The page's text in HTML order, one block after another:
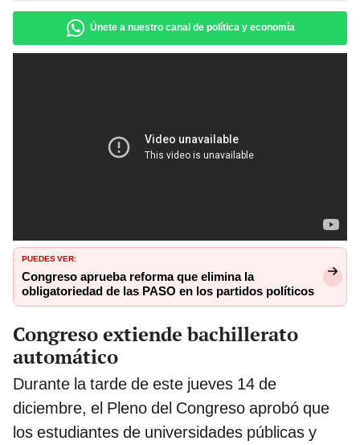
Únete a nuestro canal de política y economía
PUEDES VER:
Congreso aprueba reforma que elimina la
obligatoriedad de las PASO en los partidos políticos
Congreso extiende bachillerato
automático
Durante la tarde de este jueves 14 de
diciembre, el Pleno del Congreso aprobó que
los estudiantes de universidades públicas y